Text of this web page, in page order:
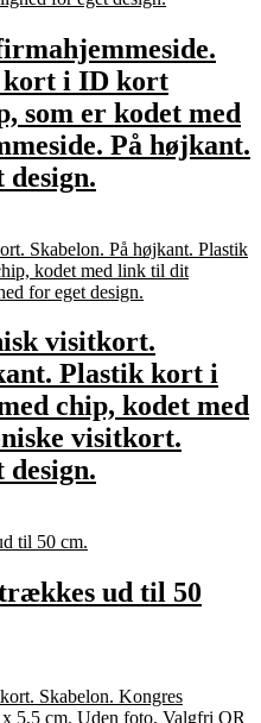
kort i ID kort
som er kodet med
På højkant.
visitkort.
Plastik kort i
chip, kodet med
visitkort.
ud til 50